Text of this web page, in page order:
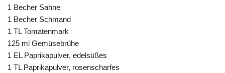
1 Becher Sahne
1 Becher Schmand
1 TL Tomatenmark
125 ml Gemüsebrühe
1 EL Paprikapulver, edelsüßes
1 TL Paprikapulver, rosenscharfes